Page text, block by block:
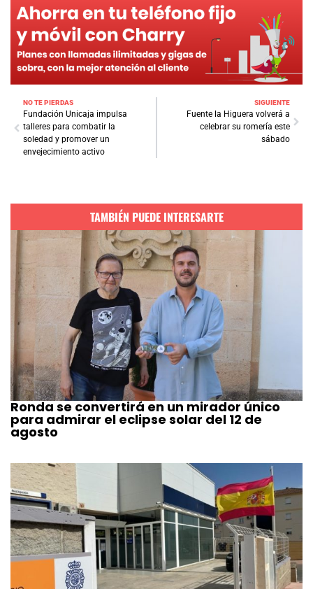
NO TE PIERDAS
Fundación Unicaja impulsa
talleres para combatir la
soledad y promover un
envejecimiento activo
SIGUIENTE
Fuente la Higuera volverá a
celebrar su romería este
sábado
TAMBIÉN PUEDE INTERESARTE
Ronda se convertirá en un mirador único
para admirar el eclipse solar del 12 de
agosto